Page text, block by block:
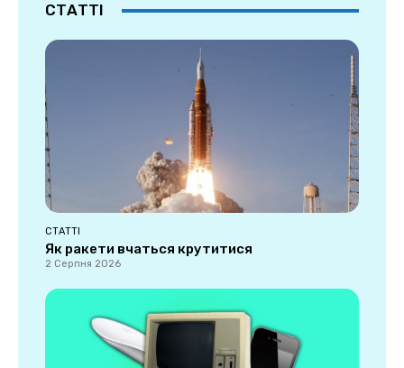
СТАТТІ
СТАТТІ
Як ракети вчаться крутитися
2 Серпня 2026